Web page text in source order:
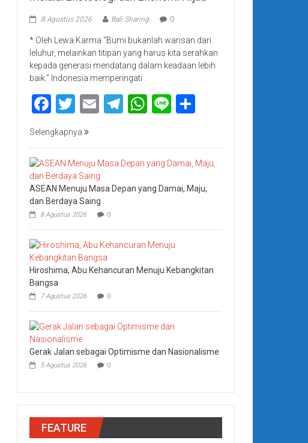
8 Agustus 2026 Bali Sharing 0
* Oleh Lewa Karma “Bumi bukanlah warisan dari
leluhur, melainkan titipan yang harus kita serahkan
kepada generasi mendatang dalam keadaan lebih
baik.” Indonesia memperingati
Facebook
Twitter
EmailTelegram
WhatsApp
Line
Selengkapnya
ASEAN Menuju Masa Depan yang Damai, Maju,
dan Berdaya Saing
8 Agustus 2026 0
Hiroshima, Abu Kehancuran Menuju Kebangkitan
Bangsa
7 Agustus 2026 0
Gerak Jalan sebagai Optimisme dan Nasionalisme
5 Agustus 2026 0
FEATURE